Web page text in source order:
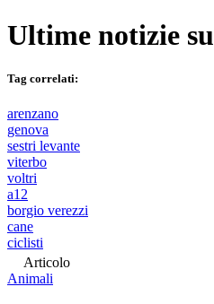
Ultime notizie su
Tag correlati:
arenzano
genova
sestri levante
viterbo
voltri
a12
borgio verezzi
cane
ciclisti
Articolo
Animali